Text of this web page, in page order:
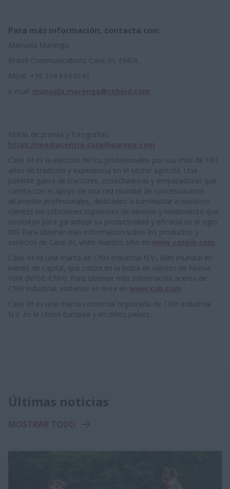
Para más información, contacta con:
Manuela Marengo
Brand Communications Case IH, EMEA
Móvil: +39 334 634 0141
e-mail:
Notas de prensa y fotografías:
Case IH es la elección de los profesionales por sus más de 180
años de tradición y experiencia en el sector agrícola. Una
potente gama de tractores, cosechadoras y empacadoras que
cuenta con el apoyo de una red mundial de concesionarios
altamente profesionales, dedicados a suministrar a nuestros
clientes las soluciones superiores de servicio y rendimiento que
necesitan para garantizar su productividad y eficacia en el siglo
XXI. Para obtener más información sobre los productos y
servicios de Case IH, visite nuestro sitio en
Case IH es una marca de CNH Industrial N.V., líder mundial en
bienes de capital, que cotiza en la bolsa de valores de Nueva
York (NYSE: CNH). Para obtener más información acerca de
CNH Industrial, visítenos en línea en
Case IH es una marca comercial registrada de CNH Industrial
N.V. en la Unión Europea y en otros países.
Últimas noticias